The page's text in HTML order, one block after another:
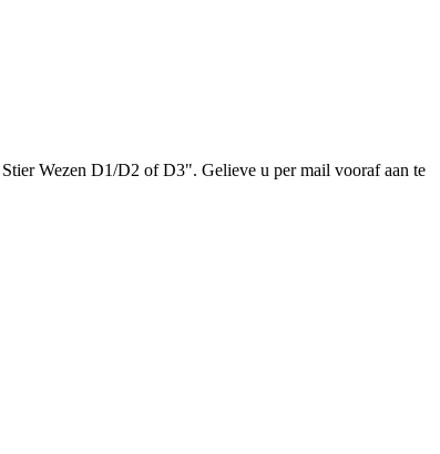
Wezen D1/D2 of D3". Gelieve u per mail vooraf aan te